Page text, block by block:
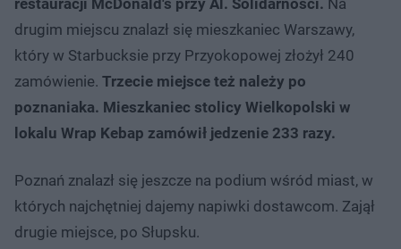
drugim miejscu znalazł się mieszkaniec Warszawy,
który w Starbucksie przy Przyokopowej złożył 240
zamówienie. Trzecie miejsce też należy po
poznaniaka. Mieszkaniec stolicy Wielkopolski w
lokalu Wrap Kebap zamówił jedzenie 233 razy.
Poznań znalazł się jeszcze na podium wśród miast, w
których najchętniej dajemy napiwki dostawcom. Zajął
drugie miejsce, po Słupsku.